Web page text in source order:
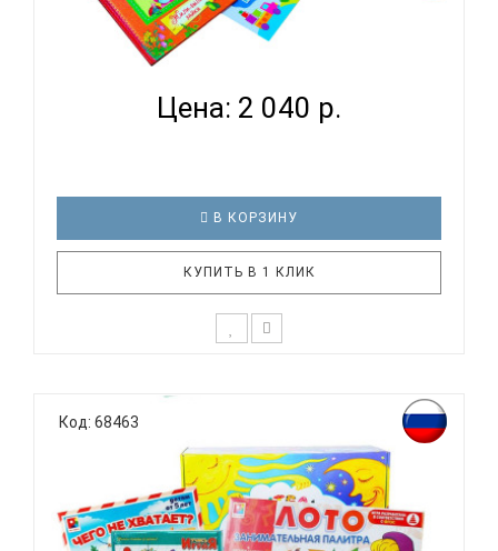
РАЗВИВАЮЩИЙ НАБОР ДЛЯ ДЕТЕЙ НА ВОЗРАСТ 3
Цена: 2 040 р.
В КОРЗИНУ
КУПИТЬ В 1 КЛИК
составе набора Состав набора: мозаика
многоцветная логическая настольная игра
пособие «части и целое» книжка с наклейками о
животных набор для творчества деревянная игра
«сложи картинку» развивающее..
Код: 68463